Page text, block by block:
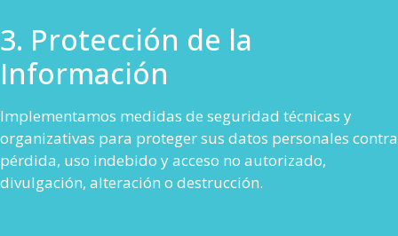
3. Protección de la
Información
Implementamos medidas de seguridad técnicas y
organizativas para proteger sus datos personales contra
pérdida, uso indebido y acceso no autorizado,
divulgación, alteración o destrucción.